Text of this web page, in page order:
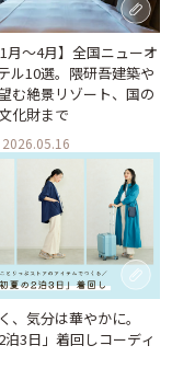
1月～4月】全国ニューオ
ル10選。隈研吾建築や
む絶景リゾート、国の
化財まで
2026.05.16
、気分は華やかに。
泊3日」着回しコーディ